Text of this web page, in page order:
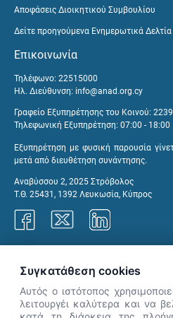
Αποφάσεις Διοικητικού Συμβουλίου
Δείτε προηγούμενα Ενημερωτικά Δελτία
Επικοινωνία
Τηλέφωνο: 22515000
Ηλ. Διεύθυνση: info@anad.org.cy
Γραφείο Εξυπηρέτησης του Κοινού:
Τηλεφωνική Εξυπηρέτηση: 07:00 - 18:00
Εξυπηρέτηση με φυσική παρουσία
μετά από διευθέτηση συνάντησης.
Αναβύσσου 2, 2025 Στρόβολος
Τ.Θ. 25431, 1392 Λευκωσία, Κύπρος
Συγκατάθεση cookies
Αυτός ο ιστότοπος
λειτουργέι καλύτερα και να